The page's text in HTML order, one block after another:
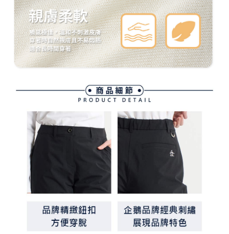
の同意を得ればAFTEEをご利用いただけます。
個人情報の処理、利用について疑問がある、または関連する法律の権利を
行使したい場合は、ネットプロテクションズcs_tw@netprotections.co.jp
にご連絡ください。上記に示した個人情報を、必要な購入注文書とあわせ
てAFTEEにご提供いただく、またはAFTEEにあなたの個人情報の収集、処
理、利用を許可することににご同意いただけない場合は、当サービスを選
択しないでください。